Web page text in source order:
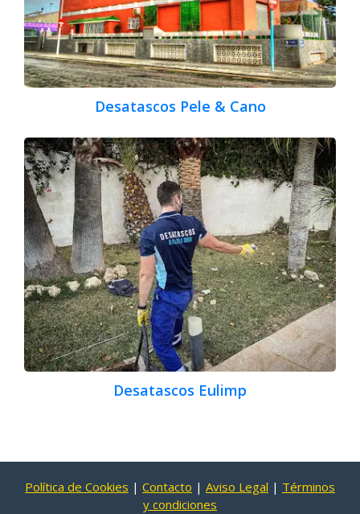
Desatascos Pele & Cano
Desatascos Eulimp
Política de Cookies | Contacto | Aviso Legal | Términos
y condiciones